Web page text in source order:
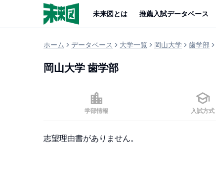
未来図とは 推薦入試データベース
ホーム データベース 大学一覧 岡山大学 歯学部
岡山大学 歯学部
学部情報 入試方式
志望理由書がありません。